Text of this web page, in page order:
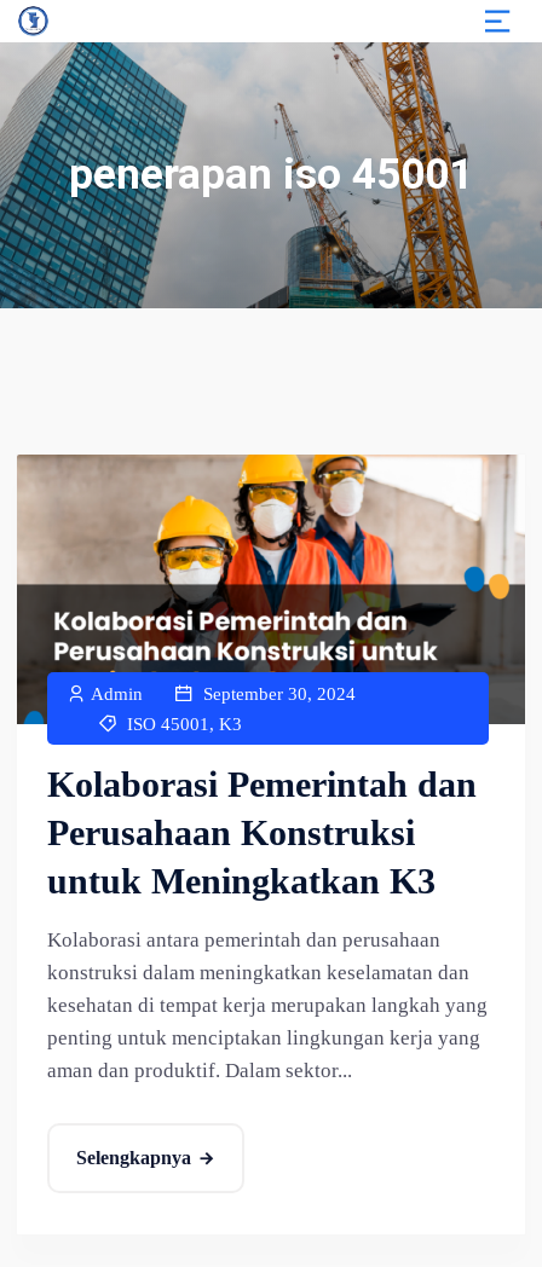
penerapan iso 45001
Admin
September 30, 2024
ISO 45001 , K3
Kolaborasi Pemerintah dan
Perusahaan Konstruksi
untuk Meningkatkan K3
Kolaborasi antara pemerintah dan perusahaan
konstruksi dalam meningkatkan keselamatan dan
kesehatan di tempat kerja merupakan langkah yang
penting untuk menciptakan lingkungan kerja yang
aman dan produktif. Dalam sektor...
Selengkapnya